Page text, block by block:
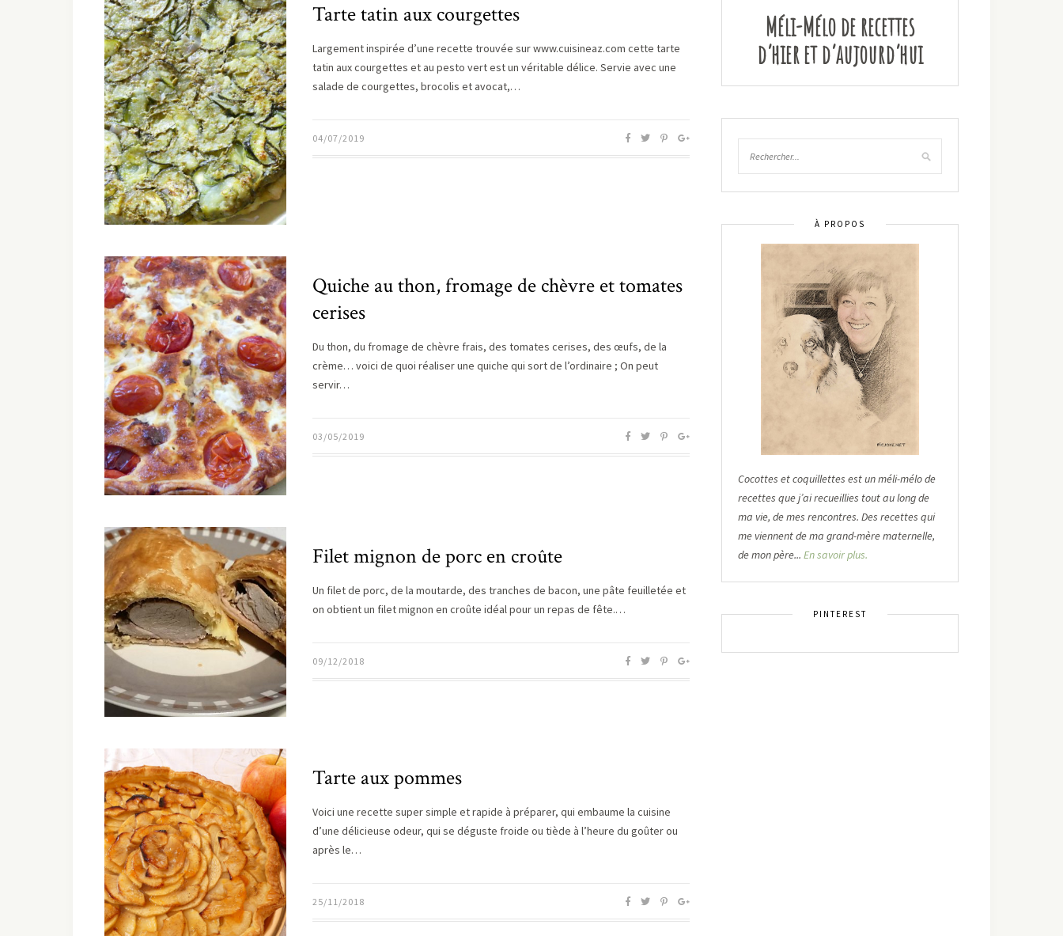
Tarte tatin aux courgettes
Largement inspirée d’une recette trouvée sur www.cuisineaz.com cette tarte
tatin aux courgettes et au pesto vert est un véritable délice. Servie avec une
salade de courgettes, brocolis et avocat,…
04/07/2019
Quiche au thon, fromage de chèvre et tomates
cerises
Du thon, du fromage de chèvre frais, des tomates cerises, des œufs, de la
crème… voici de quoi réaliser une quiche qui sort de l’ordinaire ; On peut
servir…
03/05/2019
Filet mignon de porc en croûte
Un filet de porc, de la moutarde, des tranches de bacon, une pâte feuilletée et
on obtient un filet mignon en croûte idéal pour un repas de fête.…
09/12/2018
Tarte aux pommes
Voici une recette super simple et rapide à préparer, qui embaume la cuisine
d’une délicieuse odeur, qui se déguste froide ou tiède à l’heure du goûter ou
après le…
25/11/2018
Méli-Mélo de recettes
d’hier et d’aujourd’hui
À PROPOS
Cocottes et coquillettes est un méli-mélo de
recettes que j’ai recueillies tout au long de
ma vie, de mes rencontres. Des recettes qui
me viennent de ma grand-mère maternelle,
de mon père... En savoir plus.
PINTEREST